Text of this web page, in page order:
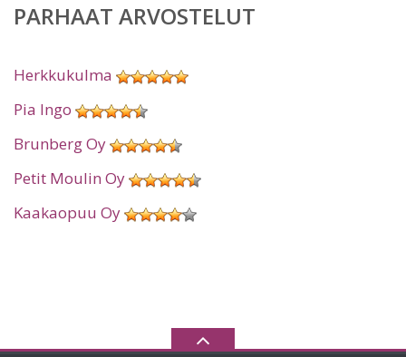
PARHAAT ARVOSTELUT
Herkkukulma
Pia Ingo
Brunberg Oy
Petit Moulin Oy
Kaakaopuu Oy